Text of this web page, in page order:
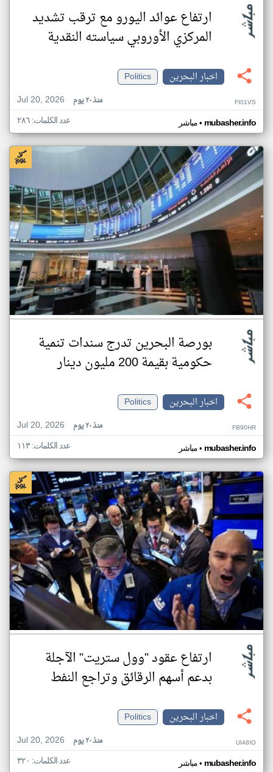
ارتفاع عوائد اليورو مع ترقب تشديد
المركزي الأوروبي سياسته النقدية
اخبار البحرين
Politics
Jul 20, 2026
منذ ٢٠ يوم FI01VS
مباشر• mubasher.info عدد الكلمات: ٢٨٦
بورصة البحرين تدرج سندات تنمية
حكومية بقيمة 200 مليون دينار
اخبار البحرين
Politics
Jul 20, 2026
منذ ٢٠ يوم FB90HR
مباشر• mubasher.info عدد الكلمات: ١١٣
ارتفاع عقود "وول ستريت" الآجلة
بدعم أسهم الرقائق وتراجع النفط
اخبار البحرين
Politics
Jul 20, 2026
منذ ٢٠ يوم UI48IO
مباشر• mubasher.info عدد الكلمات: ٣٢٠